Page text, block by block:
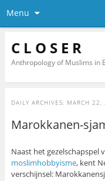
Menu
C L O S E R
Anthropology of Muslims in
DAILY ARCHIVES: MARCH 22,
Marokkanen-
Naast het
moslimhobbyisme, kent
verschijnsel: